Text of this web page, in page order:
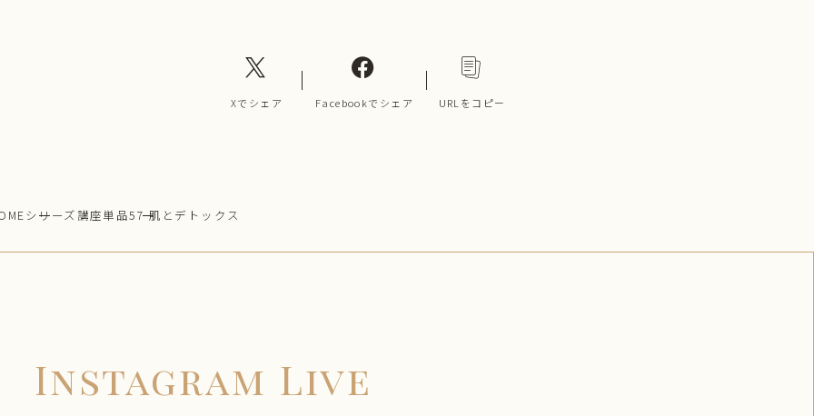
Xでシェア Facebookでシェア URLをコピー
シリーズ講座単品57 肌とデトックス
Instagram Live